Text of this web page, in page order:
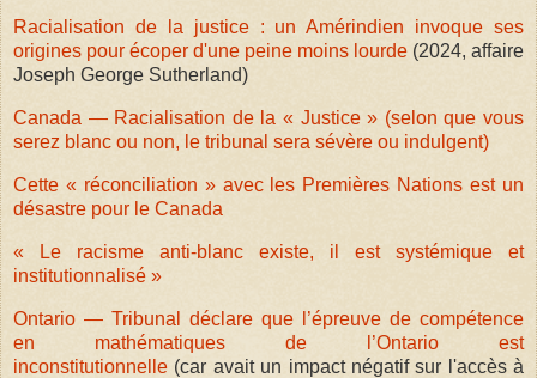
Racialisation de la justice : un Amérindien invoque ses
origines pour écoper d'une peine moins lourde (2024, affaire
Joseph George Sutherland)
Canada — Racialisation de la « Justice » (selon que vous
serez blanc ou non, le tribunal sera sévère ou indulgent)
Cette « réconciliation » avec les Premières Nations est un
désastre pour le Canada
« Le racisme anti-blanc existe, il est systémique et
institutionnalisé »
Ontario — Tribunal déclare que l’épreuve de compétence
en mathématiques de l’Ontario est
inconstitutionnelle (car avait un impact négatif sur l'accès à